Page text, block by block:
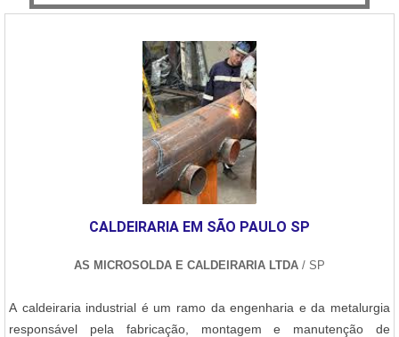
CALDEIRARIA EM SÃO PAULO SP
AS MICROSOLDA E CALDEIRARIA LTDA / SP
A caldeiraria industrial é um ramo da engenharia e da metalurgia
responsável pela fabricação, montagem e manutenção de